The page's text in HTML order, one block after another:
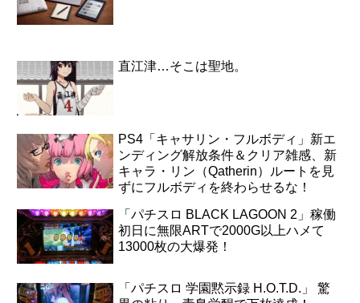
直江津…そこは聖地。
PS4「キャサリン・フルボディ」新エ
ンディング解放条件＆クリア雑感、新
キャラ・リン（Qatherin）ルートを見
ずにフルボディを終わらせるな！
「パチスロ BLACK LAGOON 2」稼働
初日に無限ARTで2000G以上ハメて
13000枚の大爆発！
「パチスロ 学園黙示録 H.O.T.D.」 驚